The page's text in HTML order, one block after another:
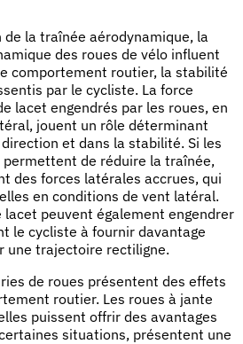
la traînée aérodynamique, la
des roues de vélo influent
comportement routier, la stabilité
par le cycliste. La force
lacet engendrés par les roues, en
jouent un rôle déterminant
et dans la stabilité. Si les
de réduire la traînée,
des forces latérales accrues, qui
en conditions de vent latéral.
lacet peuvent également engendrer
le cycliste à fournir davantage
une trajectoire rectiligne.
de roues présentent des effets
routier. Les roues à jante
puissent offrir des avantages
situations, présentent une